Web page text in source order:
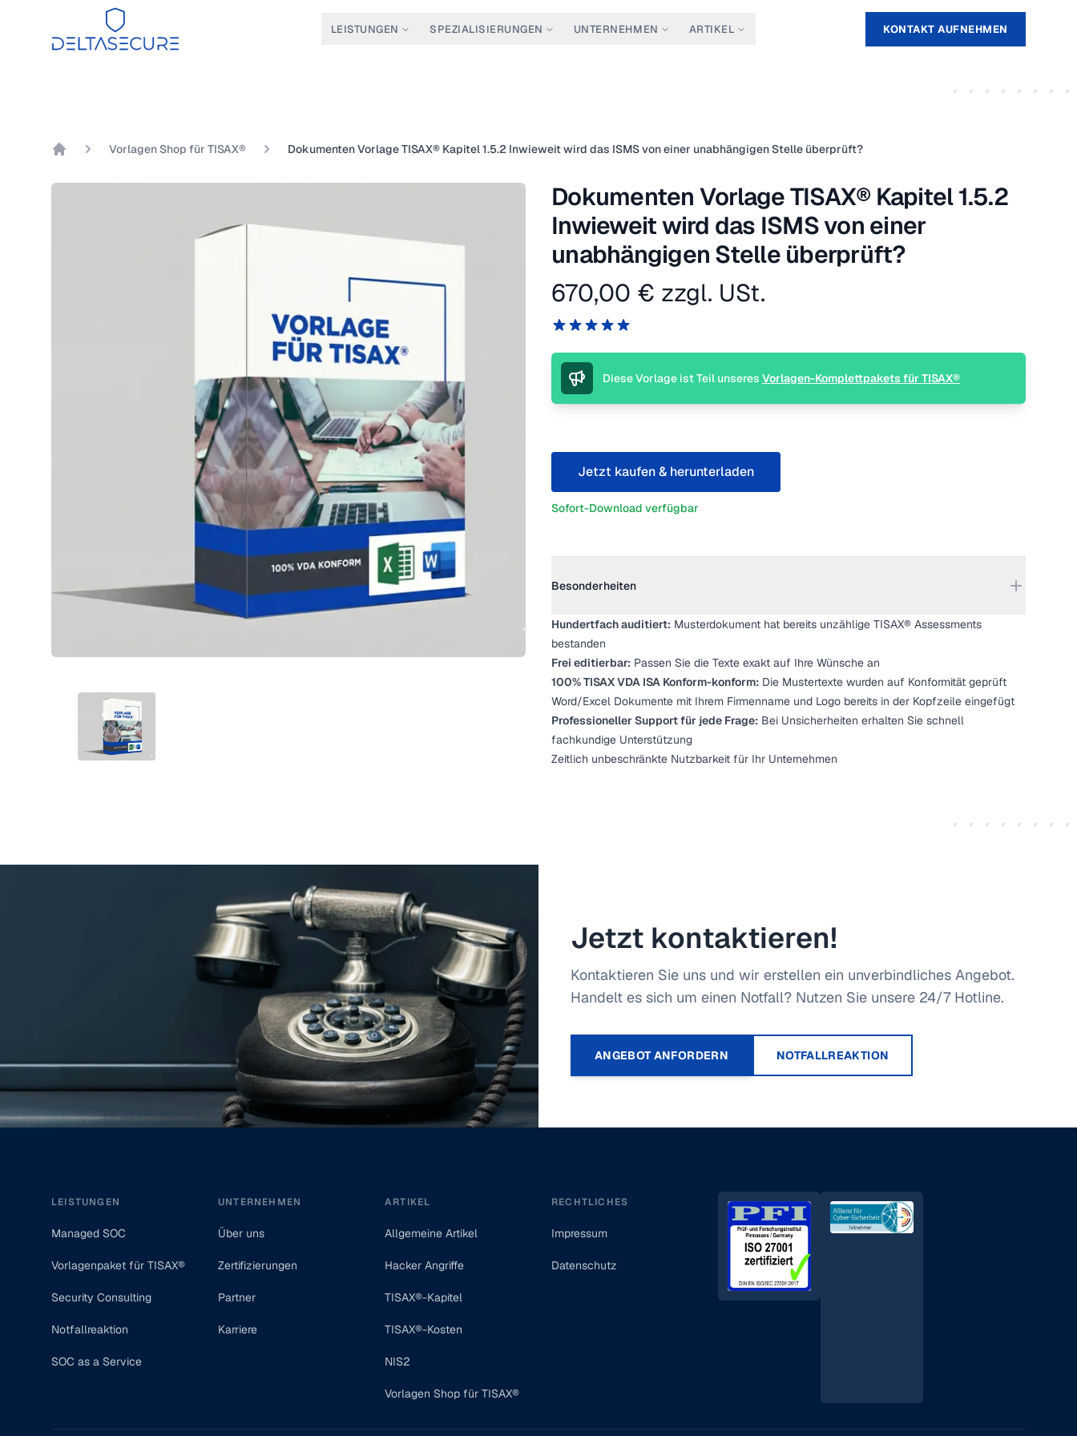
DeltaSecure
LEISTUNGEN SPEZIALISIERUNGEN UNTERNEHMEN ARTIKEL KONTAKT AUFNEHMEN
Vorlagen Shop für TISAX® Dokumenten Vorlage TISAX® Kapitel 1.5.2 Inwieweit wird das ISMS von einer unabhängigen Stelle überprüft?
PRODUKTBILD
Dokumenten Vorlage TISAX® Kapitel 1.5.2
Inwieweit wird das ISMS von einer
unabhängigen Stelle überprüft?
Produktinformation
670,00 € zzgl. USt.
Reviews
5 von 5 Sternen
Beschreibung
Diese Vorlage ist Teil unseres Vorlagen-Komplettpakets für TISAX®
Jetzt kaufen & herunterladen
Sofort-Download verfügbar
Besonderheiten
Hundertfach auditiert: Musterdokument hat bereits unzählige TISAX® Assessments
bestanden
Frei editierbar: Passen Sie die Texte exakt auf Ihre Wünsche an
100% TISAX VDA ISA Konform-konform: Die Mustertexte wurden auf Konformität geprüft
Word/Excel Dokumente mit Ihrem Firmenname und Logo bereits in der Kopfzeile eingefügt
Professioneller Support für jede Frage: Bei Unsicherheiten erhalten Sie schnell
fachkundige Unterstützung
Zeitlich unbeschränkte Nutzbarkeit für Ihr Unternehmen
Jetzt kontaktieren!
Kontaktieren Sie uns und wir erstellen ein unverbindliches Angebot.
Handelt es sich um einen Notfall? Nutzen Sie unsere 24/7 Hotline.
ANGEBOT ANFORDERN NOTFALLREAKTION
LEISTUNGEN
Managed SOC
Vorlagenpaket für TISAX®
Security Consulting
Notfallreaktion
SOC as a Service
UNTERNEHMEN
Über uns
Zertifizierungen
Partner
Karriere
ARTIKEL
Allgemeine Artikel
Hacker Angriffe
TISAX®-Kapitel
TISAX®-Kosten
NIS2
Vorlagen Shop für TISAX®
RECHTLICHES
Impressum
Datenschutz